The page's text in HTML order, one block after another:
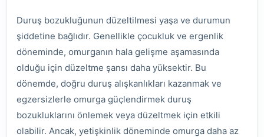
Duruş bozukluğunun düzeltilmesi yaşa ve durumun
şiddetine bağlıdır. Genellikle çocukluk ve ergenlik
döneminde, omurganın hala gelişme aşamasında
olduğu için düzeltme şansı daha yüksektir. Bu
dönemde, doğru duruş alışkanlıkları kazanmak ve
egzersizlerle omurga güçlendirmek duruş
bozukluklarını önlemek veya düzeltmek için etkili
olabilir. Ancak, yetişkinlik döneminde omurga daha az